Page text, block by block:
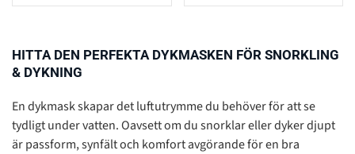
HITTA DEN PERFEKTA DYKMASKEN FÖR SNORKLING
& DYKNING
En dykmask skapar det luftutrymme du behöver för att se
tydligt under vatten. Oavsett om du snorklar eller dyker djupt
är passform, synfält och komfort avgörande för en bra